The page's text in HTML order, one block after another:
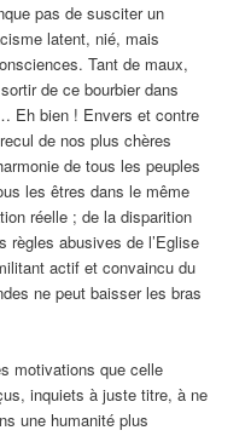
pas de susciter un
latent, nié, mais
Tant de maux,
de ce bourbier dans
Eh bien ! Envers et contre
de nos plus chères
de tous les peuples
les êtres dans le même
réelle ; de la disparition
règles abusives de l’Eglise
actif et convaincu du
ne peut baisser les bras
motivations que celle
inquiets à juste titre, à ne
une humanité plus